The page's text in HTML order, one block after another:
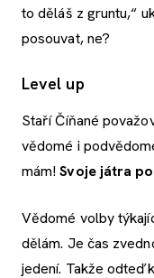
to děláš z gruntu,“
posouvat, ne?
Level up
Staří Číňané
vědomé i
mám!Svoje játra
Vědomé volby
dělám. Je čas
jedení. Takže